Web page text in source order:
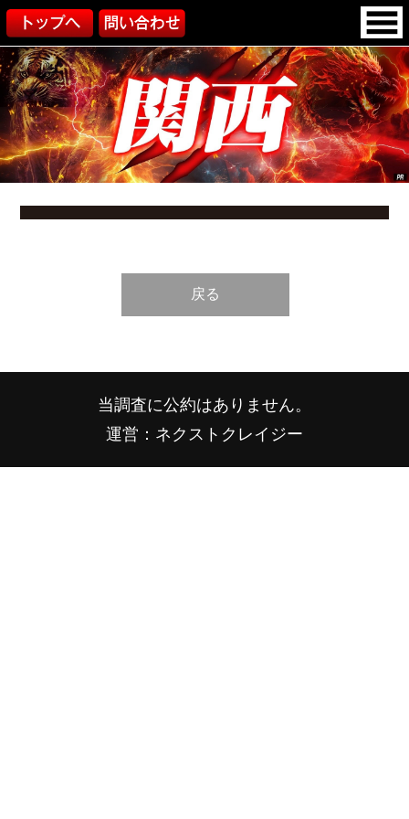
戻る
当調査に公約はありません。
運営：ネクストクレイジー